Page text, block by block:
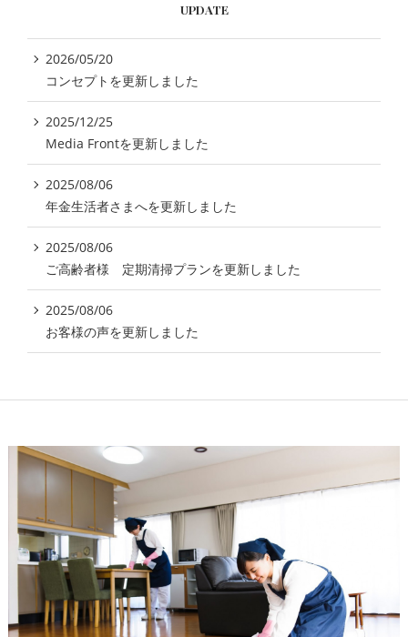
UPDATE
2026/05/20
コンセプトを更新しました
2025/12/25
Media Frontを更新しました
2025/08/06
年金生活者さまへを更新しました
2025/08/06
ご高齢者様 定期清掃プランを更新しました
2025/08/06
お客様の声を更新しました